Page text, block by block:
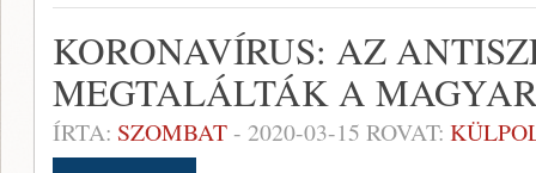
KORONAVÍRUS: AZ
MEGTALÁLTÁK A
ÍRTA: SZOMBAT- 2020-03-15 ROVAT: